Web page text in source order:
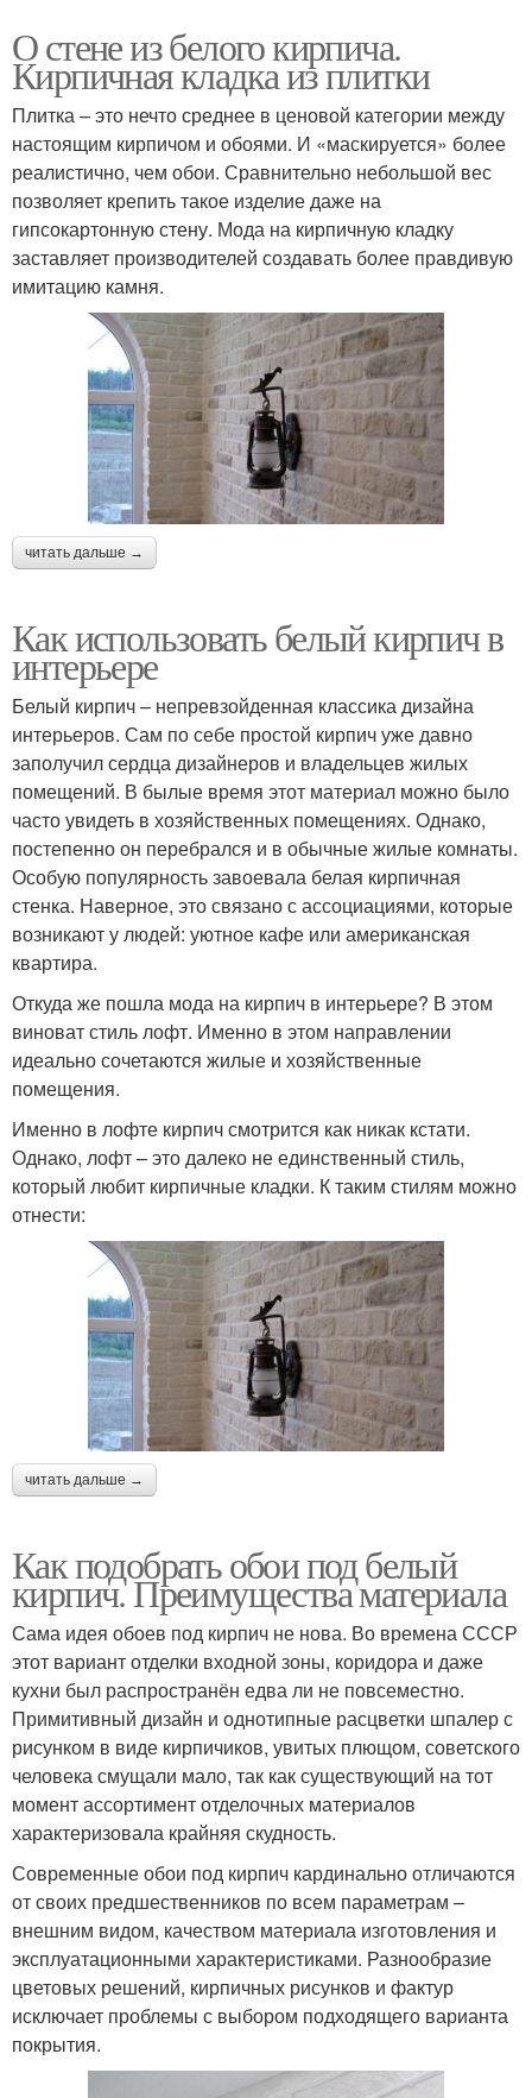
О стене из белого кирпича.
Кирпичная кладка из плитки
Плитка – это нечто среднее в ценовой категории между
настоящим кирпичом и обоями. И «маскируется» более
реалистично, чем обои. Сравнительно небольшой вес
позволяет крепить такое изделие даже на
гипсокартонную стену. Мода на кирпичную кладку
заставляет производителей создавать более правдивую
имитацию камня.
читать дальше →
Как использовать белый кирпич в
интерьере
Белый кирпич – непревзойденная классика дизайна
интерьеров. Сам по себе простой кирпич уже давно
заполучил сердца дизайнеров и владельцев жилых
помещений. В былые время этот материал можно было
часто увидеть в хозяйственных помещениях. Однако,
постепенно он перебрался и в обычные жилые комнаты.
Особую популярность завоевала белая кирпичная
стенка. Наверное, это связано с ассоциациями, которые
возникают у людей: уютное кафе или американская
квартира.
Откуда же пошла мода на кирпич в интерьере? В этом
виноват стиль лофт. Именно в этом направлении
идеально сочетаются жилые и хозяйственные
помещения.
Именно в лофте кирпич смотрится как никак кстати.
Однако, лофт – это далеко не единственный стиль,
который любит кирпичные кладки. К таким стилям можно
отнести:
читать дальше →
Как подобрать обои под белый
кирпич. Преимущества материала
Сама идея обоев под кирпич не нова. Во времена СССР
этот вариант отделки входной зоны, коридора и даже
кухни был распространён едва ли не повсеместно.
Примитивный дизайн и однотипные расцветки шпалер с
рисунком в виде кирпичиков, увитых плющом, советского
человека смущали мало, так как существующий на тот
момент ассортимент отделочных материалов
характеризовала крайняя скудность.
Современные обои под кирпич кардинально отличаются
от своих предшественников по всем параметрам –
внешним видом, качеством материала изготовления и
эксплуатационными характеристиками. Разнообразие
цветовых решений, кирпичных рисунков и фактур
исключает проблемы с выбором подходящего варианта
покрытия.